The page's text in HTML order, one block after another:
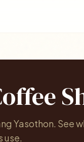
Yasothon. See
use.